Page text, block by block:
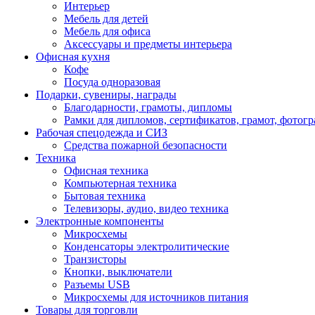
Интерьер
Мебель для детей
Мебель для офиса
Аксессуары и предметы интерьера
Офисная кухня
Кофе
Посуда одноразовая
Подарки, сувениры, награды
Благодарности, грамоты, дипломы
Рамки для дипломов, сертификатов, грамот,
Рабочая спецодежда и СИЗ
Средства пожарной безопасности
Техника
Офисная техника
Компьютерная техника
Бытовая техника
Телевизоры, аудио, видео техника
Электронные компоненты
Микросхемы
Конденсаторы электролитические
Транзисторы
Кнопки, выключатели
Разъемы USB
Микросхемы для источников питания
Товары для торговли